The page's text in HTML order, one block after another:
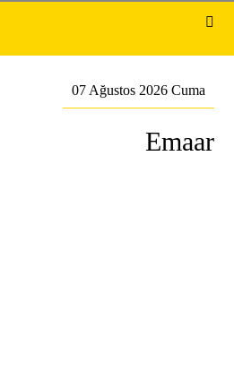
07 Ağustos 2026 Cuma
Emaar